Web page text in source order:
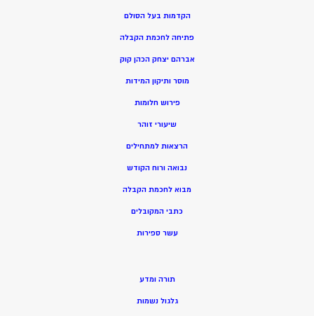
הקדמות בעל הסולם
פתיחה לחכמת הקבלה
אברהם יצחק הכהן קוק
מוסר ותיקון המידות
פירוש חלומות
שיעורי זוהר
הרצאות למתחילים
נבואה ורוח הקודש
מבוא לחכמת הקבלה
כתבי המקובלים
עשר ספירות
תורה ומדע
גלגול נשמות